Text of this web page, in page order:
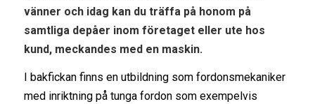
vänner och idag kan du träffa på honom på
samtliga depåer inom företaget eller ute hos
kund, meckandes med en maskin.
I bakfickan finns en utbildning som fordonsmekaniker
med inriktning på tunga fordon som exempelvis